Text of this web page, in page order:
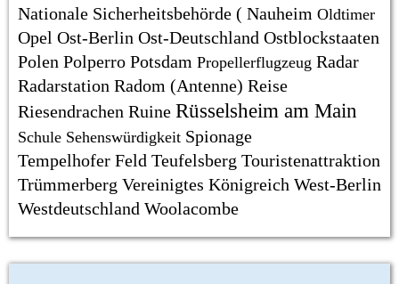
Nationale Sicherheitsbehörde ( Nauheim Oldtimer
Opel Ost-Berlin Ost-Deutschland Ostblockstaaten
Polen Polperro Potsdam Propellerflugzeug Radar
Radarstation Radom (Antenne) Reise
Riesendrachen Ruine Rüsselsheim am Main
Schule Sehenswürdigkeit Spionage
Tempelhofer Feld Teufelsberg Touristenattraktion
Trümmerberg Vereinigtes Königreich West-Berlin
Westdeutschland Woolacombe